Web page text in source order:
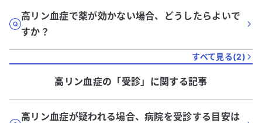
高リン血症で薬が効かない場合、どうしたらよいで
すか？
すべて見る(2)
高リン血症の「受診」に関する記事
高リン血症が疑われる場合、病院を受診する目安は